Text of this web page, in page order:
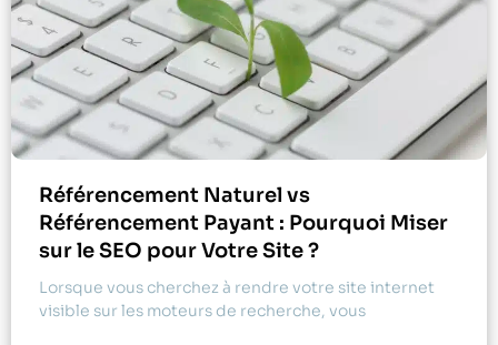
Référencement Naturel vs
Référencement Payant : Pourquoi Miser
sur le SEO pour Votre Site ?
Lorsque vous cherchez à rendre votre site internet
visible sur les moteurs de recherche, vous